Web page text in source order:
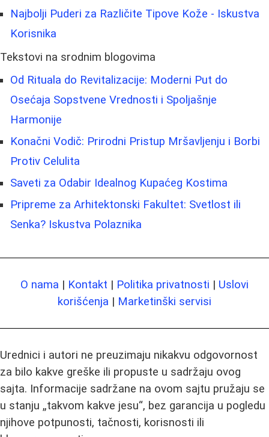
Najbolji Puderi za Različite Tipove Kože - Iskustva
Korisnika
Tekstovi na srodnim blogovima
Od Rituala do Revitalizacije: Moderni Put do
Osećaja Sopstvene Vrednosti i Spoljašnje
Harmonije
Konačni Vodič: Prirodni Pristup Mršavljenju i Borbi
Protiv Celulita
Saveti za Odabir Idealnog Kupaćeg Kostima
Pripreme za Arhitektonski Fakultet: Svetlost ili
Senka? Iskustva Polaznika
O nama | Kontakt | Politika privatnosti | Uslovi
korišćenja | Marketinški servisi
Urednici i autori ne preuzimaju nikakvu odgovornost
za bilo kakve greške ili propuste u sadržaju ovog
sajta. Informacije sadržane na ovom sajtu pružaju se
u stanju „takvom kakve jesu“, bez garancija u pogledu
njihove potpunosti, tačnosti, korisnosti ili